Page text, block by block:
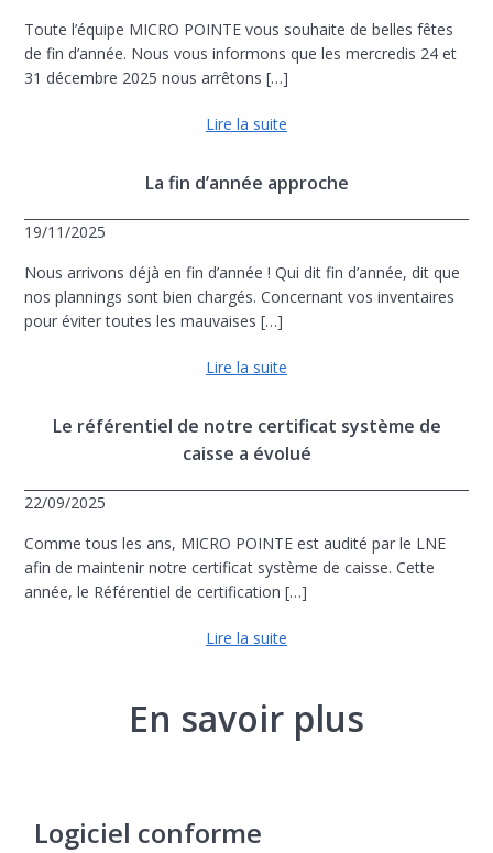
Toute l’équipe MICRO POINTE vous souhaite de belles fêtes
de fin d’année. Nous vous informons que les mercredis 24 et
31 décembre 2025 nous arrêtons […]
Lire la suite
La fin d’année approche
19/11/2025
Nous arrivons déjà en fin d’année ! Qui dit fin d’année, dit que
nos plannings sont bien chargés. Concernant vos inventaires
pour éviter toutes les mauvaises […]
Lire la suite
Le référentiel de notre certificat système de
caisse a évolué
22/09/2025
Comme tous les ans, MICRO POINTE est audité par le LNE
afin de maintenir notre certificat système de caisse. Cette
année, le Référentiel de certification […]
Lire la suite
En savoir plus
Logiciel conforme